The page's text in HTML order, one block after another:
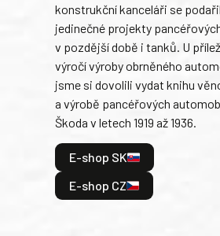
konstrukční kanceláři se
jedinečné projekty
v pozdější době i tanků. U
výročí výroby obrněného
jsme si dovolili vydat knihu
a výrobě pancéřových
Škoda v letech 1919 až 1936.
E-shop SK
E-shop CZ